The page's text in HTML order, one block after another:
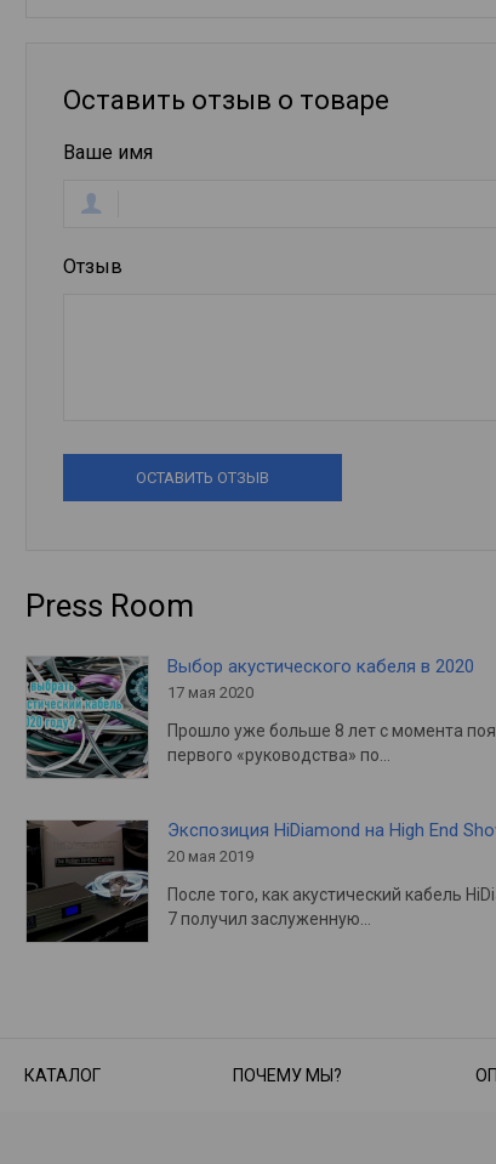
Оставить отзыв о товаре
Ваше имя
Отзыв
ОСТАВИТЬ ОТЗЫВ
Press Room
Выбор акустического кабеля в 2020
17 мая 2020
Прошло уже больше 8 лет с момента
первого «руководства» по…
Экспозиция HiDiamond на High End
20 мая 2019
После того, как акустический кабель
7 получил заслуженную…
КАТАЛОГ ПОЧЕМУ МЫ?